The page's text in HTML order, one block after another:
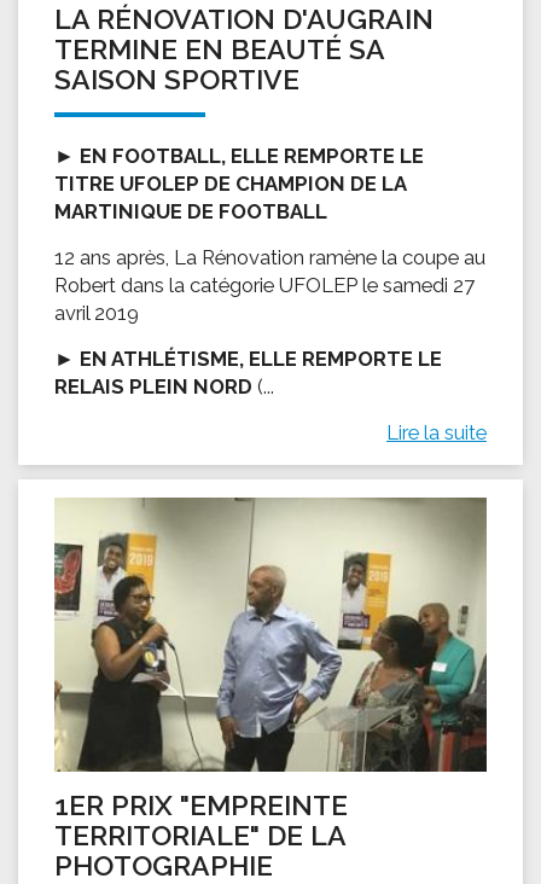
LA RÉNOVATION D'AUGRAIN
TERMINE EN BEAUTÉ SA
SAISON SPORTIVE
► EN FOOTBALL, ELLE REMPORTE LE
TITRE UFOLEP DE CHAMPION DE LA
MARTINIQUE DE FOOTBALL
12 ans après, La Rénovation ramène la coupe au
Robert dans la catégorie UFOLEP le samedi 27
avril 2019
► EN ATHLÉTISME, ELLE REMPORTE LE
RELAIS PLEIN NORD (...
Lire la suite
1ER PRIX "EMPREINTE
TERRITORIALE" DE LA
PHOTOGRAPHIE